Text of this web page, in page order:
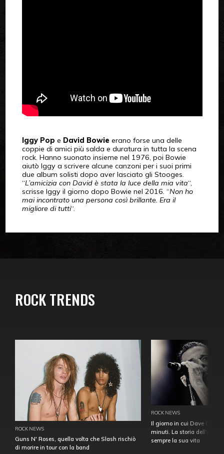
Iggy Pop e David Bowie erano forse una delle
coppie di amici più salda e duratura in tutta la scena
rock. Hanno suonato insieme nel 1976, poi Bowie
aiutò Iggy a scrivere alcune canzoni per i suoi primi
due album solisti dopo aver lasciato gli Stooges.
“L’amicizia con David è stata la luce della mia vita“,
scrisse Iggy il giorno dopo Bowie nel 2016. “Non ho
mai incontrato una persona così brillante. Era il
migliore di tutti“.
ROCK TRENDS
ROCK NEWS
Guns N' Roses, quella volta che Slash rischiò
di morire in tour con la band
ROCK NEWS
Il giorno in cui Dave
minuti. La storia
sempre la sua vita